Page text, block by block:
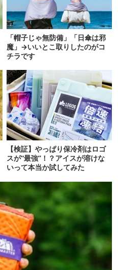
「帽子じゃ無防備」「日傘は邪
魔」→いいとこ取りしたのがコ
チラです
【検証】やっぱり保冷剤はロゴ
スが“最強”！？アイスが溶けな
いって本当か試してみた